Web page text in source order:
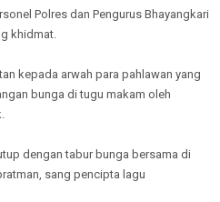
Polres dan Pengurus Bhayangkari
khidmat.
kepada arwah para pahlawan yang
bunga di tugu makam oleh
dengan tabur bunga bersama di
sang pencipta lagu